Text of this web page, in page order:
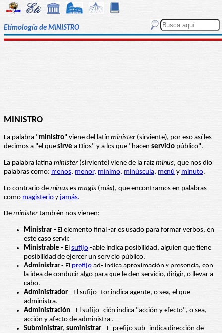
Etimología de MINISTRO
MINISTRO
La palabra "ministro" viene del latín minister(sirviente), por eso así les
decimos a "el que sirve a Dios" y a los que "hacen servicio público".
La palabra latina minister(sirviente) viene de la raíz minus, que nos dio
palabras como: menos, menor, mínimo, minúscula, menú y minuto.
Lo contrario de minus es magis (más), que encontramos en palabras
como magisterio y jamás.
De ministertambién nos vienen:
Ministrar - El elemento final -ar es usado para formar verbos, en
este caso servir.
Ministrable - El sufijo -able indica posibilidad, alguien que tiene
posibilidad de ejercer un servicio público.
Administrar - El prefijo ad- indica aproximación y presencia, con
la idea de conducir algo para que le den servicio, dirigir, o llevar a
cabo.
Administrador - El sufijo -tor indica agente, o sea, el que
administra.
Administración - El sufijo -ción indica "acción y efecto", o sea,
acción y afecto de administrar.
Subministrar, suministrar - El prefijo sub- indica dirección de